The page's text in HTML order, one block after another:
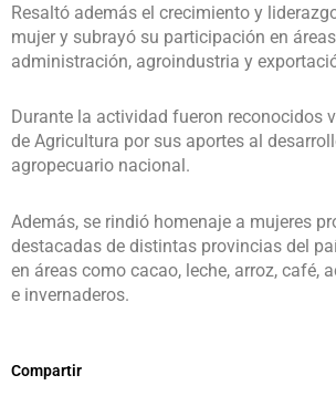
Resaltó además el crecimiento y
mujer y subrayó su participación en
administración, agroindustria y
Durante la actividad fueron reconocidos
de Agricultura por sus aportes al
agropecuario nacional.
Además, se rindió homenaje a mujeres
destacadas de distintas provincias del
en áreas como cacao, leche, arroz, café,
e invernaderos.
Compartir